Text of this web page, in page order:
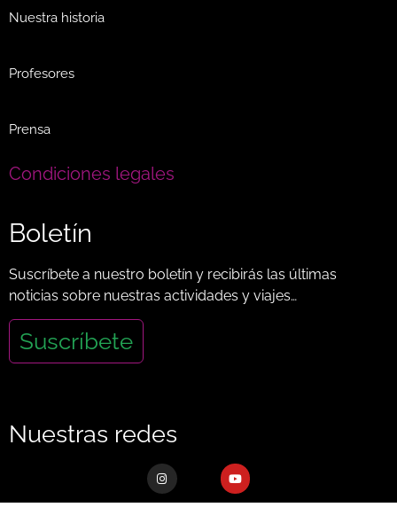
Nuestra historia
Profesores
Prensa
Condiciones legales
Boletín
Suscríbete a nuestro boletín y recibirás las últimas
noticias sobre nuestras actividades y viajes…
Suscríbete
Nuestras redes